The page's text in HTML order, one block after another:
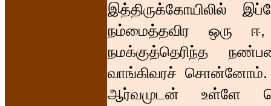
இத்திருக்கோயிலில்
நம்மைத்தவிர ஒரு
நமக்குத்தெரிந்த
வாங்கிவரச் சொன்னோம்.
ஆர்வமுடன் உள்ளே